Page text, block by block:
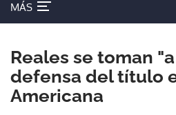
MÁS
Reales se toman
defensa del título
Americana